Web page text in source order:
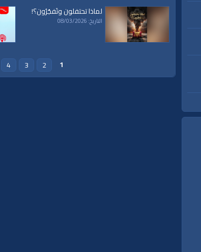
لماذا تحتفلون وتَفجُرُون؟!
التاريخ: 08/03/2026
1
2
3
4